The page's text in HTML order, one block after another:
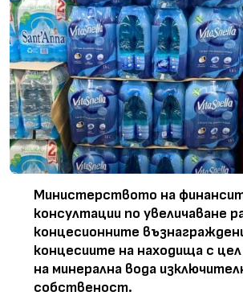
Министерството на
консултации по увеличаване
концесионните
концесиите на находища с
на минерална вода
собственост.